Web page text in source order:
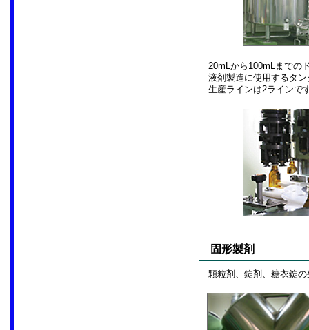
20mLから100mLまでの
液剤製造に使用するタ
生産ラインは2ラインで
固形製剤
顆粒剤、錠剤、糖衣錠